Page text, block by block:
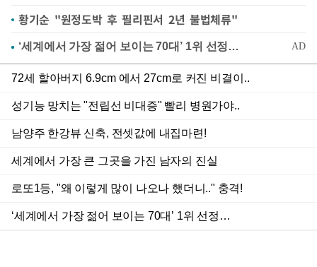
황기순 "원정도박 후 필리핀서 2년 불법체류"